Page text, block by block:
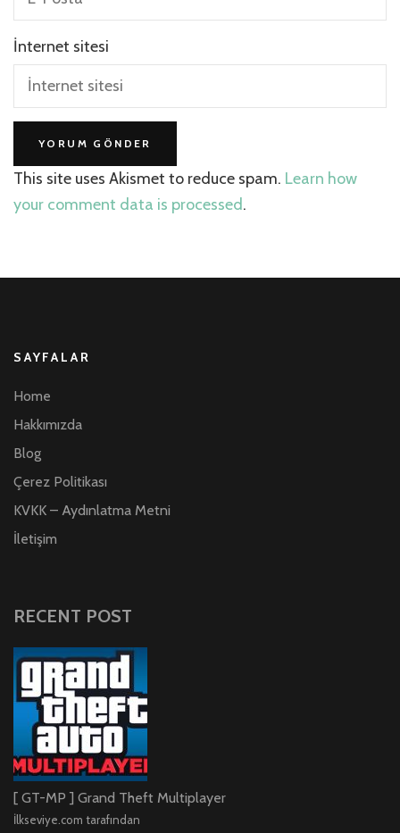
İnternet sitesi
This site uses Akismet to reduce spam. Learn how
your comment data is processed.
SAYFALAR
Home
Hakkımızda
Blog
Çerez Politikası
KVKK – Aydınlatma Metni
İletişim
RECENT POST
[ GT-MP ] Grand Theft Multiplayer
İlkseviye.com tarafından